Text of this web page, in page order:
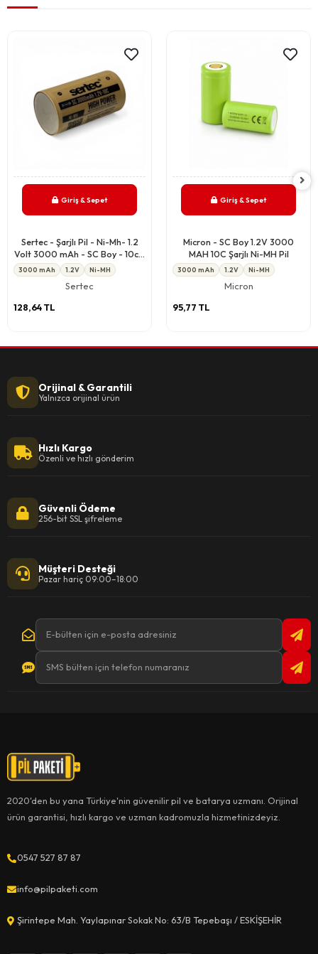
Giriş & Sepet
Sertec - Şarjlı Pil - Ni-Mh- 1.2
Volt 3000 mAh - SC Boy - 10c -
Başsız
3000 mAh 1.2V Ni-MH
Sertec
128,64 TL
Giriş & Sepet
Micron - SC Boy 1.2V 3000
MAH 10C Şarjlı Ni-MH Pil
3000 mAh 1.2V Ni-MH
Micron
95,77 TL
Orijinal & Garantili
Yalnızca orijinal ürün
Hızlı Kargo
Özenli ve hızlı gönderim
Güvenli Ödeme
256-bit SSL şifreleme
Müşteri Desteği
Pazar hariç 09:00–18:00
2020'den bu yana Türkiye'nin güvenilir pil ve batarya uzmanı. Orijinal
ürün garantisi, hızlı kargo ve uzman kadromuzla hizmetinizdeyiz.
0547 527 87 87
info@pilpaketi.com
Şirintepe Mah. Yaylapınar Sokak No: 63/B Tepebaşı / ESKİŞEHİR